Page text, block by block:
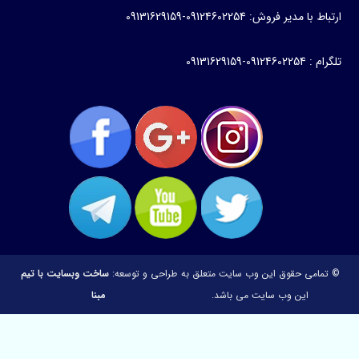
با مدیر فروش: 09124602254-09131629159
09131629159
حقوق این وب سایت متعلق به
این وب سایت می باشد.
طراحی و توسعه:ساخت وبسایت با تیم